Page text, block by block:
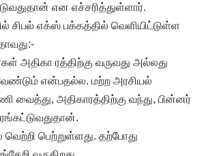
என எச்சரித்துள்ளார்.
சிபல் எக்ஸ் பக்கத்தில் வெளியிட்டுள்ள
அதிகா ரத்திற்கு வருவது அல்லது
வேண்டும் என்பதல்ல. மற்ற அரசியல்
வைத்து, அதிகாரத்திற்கு வந்து, பின்னர்
வெற்றி பெற்றுள்ளது. தற்போது